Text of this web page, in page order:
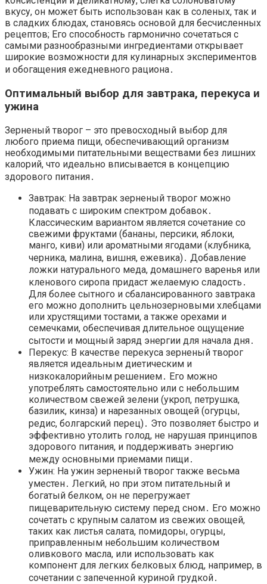
вкусу, он может быть использован как в соленых, так и
в сладких блюдах, становясь основой для бесчисленных
рецептов; Его способность гармонично сочетаться с
самыми разнообразными ингредиентами открывает
широкие возможности для кулинарных экспериментов
и обогащения ежедневного рациона․
Оптимальный выбор для завтрака, перекуса и
ужина
Зерненый творог – это превосходный выбор для
любого приема пищи, обеспечивающий организм
необходимыми питательными веществами без лишних
калорий, что идеально вписывается в концепцию
здорового питания․
Завтрак: На завтрак зерненый творог можно
подавать с широким спектром добавок․
Классическим вариантом является сочетание со
свежими фруктами (бананы, персики, яблоки,
манго, киви) или ароматными ягодами (клубника,
черника, малина, вишня, ежевика)․ Добавление
ложки натурального меда, домашнего варенья или
кленового сиропа придаст желаемую сладость․
Для более сытного и сбалансированного завтрака
его можно дополнить цельнозерновыми хлебцами
или хрустящими тостами, а также орехами и
семечками, обеспечивая длительное ощущение
сытости и мощный заряд энергии для начала дня․
Перекус: В качестве перекуса зерненый творог
является идеальным диетическим и
низкокалорийным решением․ Его можно
употреблять самостоятельно или с небольшим
количеством свежей зелени (укроп, петрушка,
базилик, кинза) и нарезанных овощей (огурцы,
редис, болгарский перец)․ Это позволяет быстро и
эффективно утолить голод, не нарушая принципов
здорового питания, и поддерживать энергию
между основными приемами пищи․
Ужин: На ужин зерненый творог также весьма
уместен․ Легкий, но при этом питательный и
богатый белком, он не перегружает
пищеварительную систему перед сном․ Его можно
сочетать с крупным салатом из свежих овощей,
таких как листья салата, помидоры, огурцы,
приправленным небольшим количеством
оливкового масла, или использовать как
компонент для легких белковых блюд, например, в
сочетании с запеченной куриной грудкой․